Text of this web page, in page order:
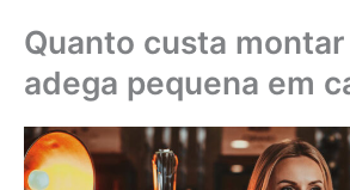
Quanto custa montar
adega pequena em